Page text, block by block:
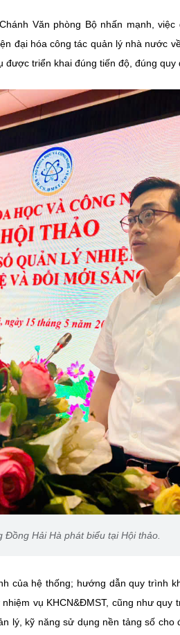
Văn phòng Bộ nhấn mạnh,
đại hóa công tác quản lý nhà nước
triển khai đúng tiến độ, đúng quy
Đồng Hải Hà phát biểu tại Hội thảo.
của hệ thống; hướng dẫn quy trình
vụ KHCN&ĐMST, cũng như
lý, kỹ năng sử dụng nền tảng số cho